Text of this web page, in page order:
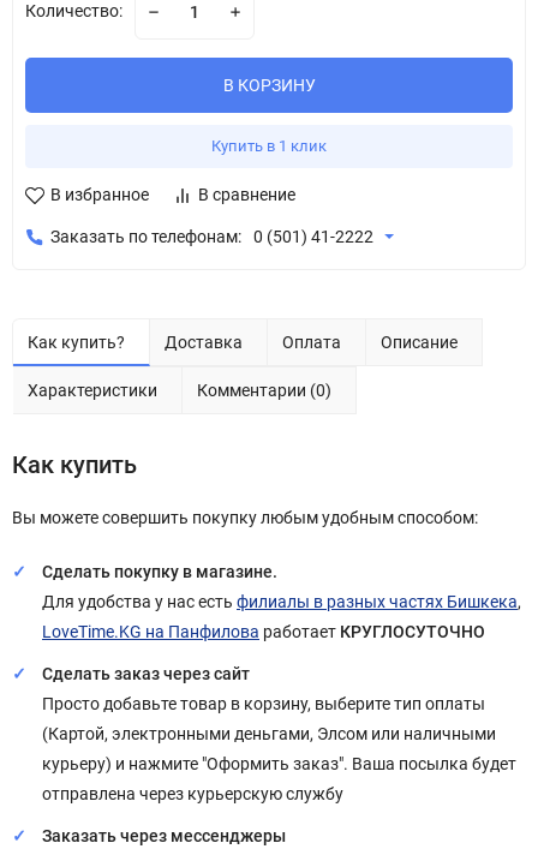
Количество:
В КОРЗИНУ
Купить в 1 клик
В избранное В сравнение
Заказать по телефонам: 0 (501) 41-2222
Как купить? Доставка Оплата Описание
Характеристики Комментарии (0)
Как купить
Вы можете совершить покупку любым удобным способом:
Сделать покупку в магазине.
Для удобства у нас есть филиалы в разных частях Бишкека,
LoveTime.KG на Панфилова работает КРУГЛОСУТОЧНО
Сделать заказ через сайт
Просто добавьте товар в корзину, выберите тип оплаты
(Картой, электронными деньгами, Элсом или наличными
курьеру) и нажмите "Оформить заказ". Ваша посылка будет
отправлена через курьерскую службу
Заказать через мессенджеры